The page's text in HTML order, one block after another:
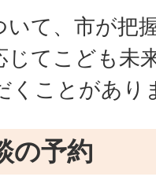
て、市が把
じてこども未
くことがあり
の予約